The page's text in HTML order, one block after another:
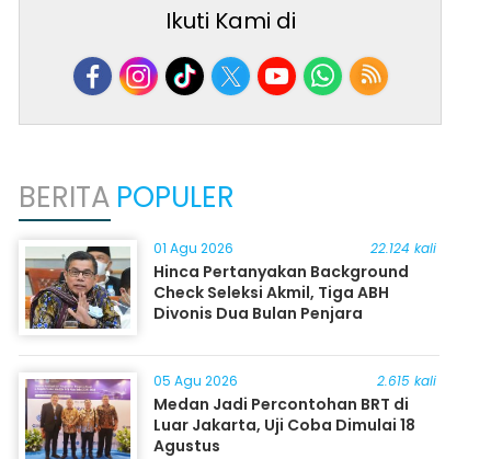
Ikuti Kami di
BERITA POPULER
01 Agu 2026 22.124 kali
Hinca Pertanyakan Background
Check Seleksi Akmil, Tiga ABH
Divonis Dua Bulan Penjara
05 Agu 2026 2.615 kali
Medan Jadi Percontohan BRT di
Luar Jakarta, Uji Coba Dimulai 18
Agustus